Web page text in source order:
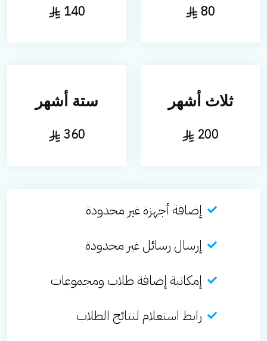
80
140
ثلاث أشهر
200
ستة أشهر
360
إضافة أجهزة غير محدودة
إرسال رسائل غير محدودة
إمكانية إضافة طلاب ومجموعات
رابط استعلام لنتائج الطلاب